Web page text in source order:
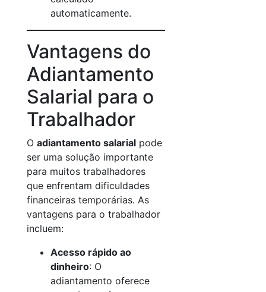
automaticamente.
Vantagens do
Adiantamento
Salarial para o
Trabalhador
O adiantamento salarial pode
ser uma solução importante
para muitos trabalhadores
que enfrentam dificuldades
financeiras temporárias. As
vantagens para o trabalhador
incluem:
Acesso rápido ao
dinheiro: O
adiantamento oferece